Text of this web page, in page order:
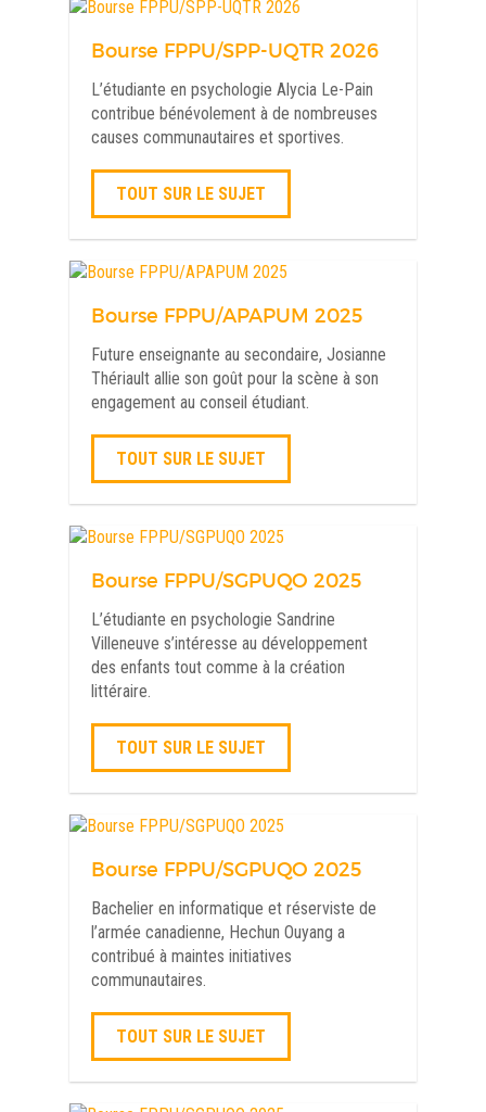
Bourse FPPU/SPP-UQTR 2026
L’étudiante en psychologie Alycia Le-Pain
contribue bénévolement à de nombreuses
causes communautaires et sportives.
TOUT SUR LE SUJET
Bourse FPPU/APAPUM 2025
Future enseignante au secondaire, Josianne
Thériault allie son goût pour la scène à son
engagement au conseil étudiant.
TOUT SUR LE SUJET
Bourse FPPU/SGPUQO 2025
L’étudiante en psychologie Sandrine
Villeneuve s’intéresse au développement
des enfants tout comme à la création
littéraire.
TOUT SUR LE SUJET
Bourse FPPU/SGPUQO 2025
Bachelier en informatique et réserviste de
l’armée canadienne, Hechun Ouyang a
contribué à maintes initiatives
communautaires.
TOUT SUR LE SUJET